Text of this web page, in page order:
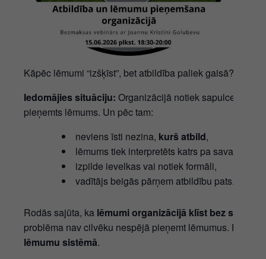
Kāpēc lēmumi “izšķīst”, bet atbildība paliek gaisā?
Iedomājies situāciju: Organizācijā notiek sapulce. Tiek
pieņemts lēmums. Un pēc tam:
neviens īsti nezina, kurš atbild,
lēmums tiek interpretēts katrs pa savam,
izpilde ievelkas vai notiek formāli,
vadītājs beigās pārņem atbildību pats.
Rodās sajūta, ka lēmumi organizācijā klīst bez
problēma nav cilvēku nespējā pieņemt lēmumus.
lēmumu sistēmā.